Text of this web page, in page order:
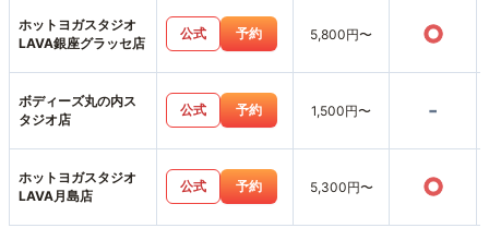
ホットヨガスタジオ
LAVA銀座グラッセ店
公式 予約 5,800円〜 ○
ボディーズ丸の内ス
タジオ店
公式 予約 1,500円〜 -
ホットヨガスタジオ
LAVA月島店
公式 予約 5,300円〜 ○